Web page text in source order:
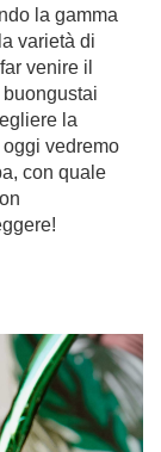
la gamma
varietà di
venire il
la
vedremo
con quale